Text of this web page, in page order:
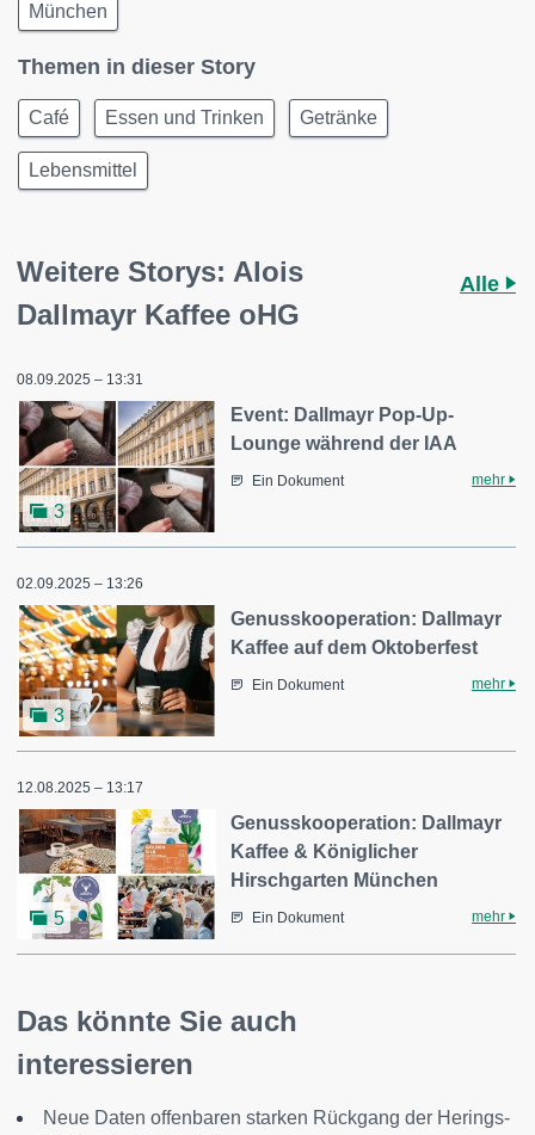
München
Themen in dieser Story
Café Essen und Trinken Getränke
Lebensmittel
Weitere Storys: Alois
Dallmayr Kaffee oHG
Alle
08.09.2025 – 13:31
3
Event: Dallmayr Pop-Up-
Lounge während der IAA
Ein Dokument mehr
02.09.2025 – 13:26
3
Genusskooperation: Dallmayr
Kaffee auf dem Oktoberfest
Ein Dokument mehr
12.08.2025 – 13:17
5
Genusskooperation: Dallmayr
Kaffee & Königlicher
Hirschgarten München
Ein Dokument mehr
Das könnte Sie auch
interessieren
Neue Daten offenbaren starken Rückgang der Herings-